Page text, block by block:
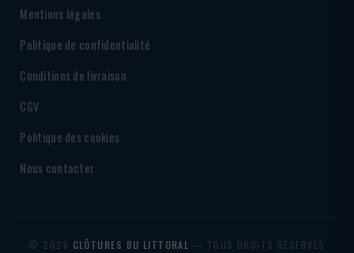
Mentions légales
Politique de confidentialité
Conditions de livraison
CGV
Politique des cookies
Nous contacter
© 2026 CLÔTURES DU LITTORAL — TOUS DROITS RÉSERVÉS